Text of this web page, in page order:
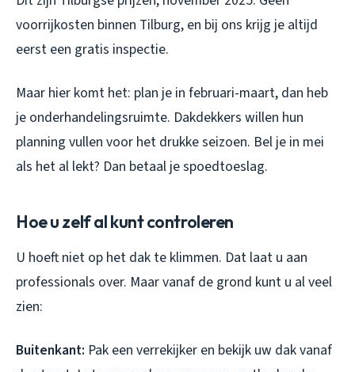
voorrijkosten binnen Tilburg, en bij ons krijg je altijd
eerst een gratis inspectie.
Maar hier komt het: plan je in februari-maart, dan heb
je onderhandelingsruimte. Dakdekkers willen hun
planning vullen voor het drukke seizoen. Bel je in mei
als het al lekt? Dan betaal je spoedtoeslag.
Hoe u zelf al kunt controleren
U hoeft niet op het dak te klimmen. Dat laat u aan
professionals over. Maar vanaf de grond kunt u al veel
zien:
Buitenkant: Pak een verrekijker en bekijk uw dak vanaf